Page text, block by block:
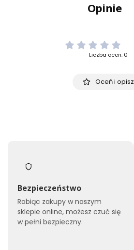
Opinie
Liczba ocen: 0
Oceń i opisz
Bezpieczeństwo
Robiąc zakupy w naszym
sklepie online, możesz czuć się
w pełni bezpieczny.